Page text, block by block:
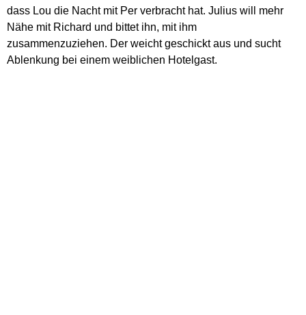
dass Lou die Nacht mit Per verbracht hat. Julius will mehr
Nähe mit Richard und bittet ihn, mit ihm
zusammenzuziehen. Der weicht geschickt aus und sucht
Ablenkung bei einem weiblichen Hotelgast.